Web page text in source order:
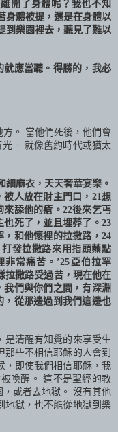
開了身體呢？我也不知
身體被提，還是在身體以
到樂園裡去，聽見了難以
就應當聽。得勝的，我必
。 當他們死後，他們會
。 就像舊約時代或猶太
細麻衣，天天奢華宴樂。
人放在財主門口， 21想
舔他的瘡。 22後來乞丐
死了，並且埋葬了。 23
和他懷裡的拉撒路， 24
發拉撒路來用指頭蘸點
非常痛苦。’25 亞伯拉罕
拉撒路受過苦，現在他在
我們與你們之間，有深淵
，從那邊過到我們這邊也
是清醒有知覺的來享受生
些不相信耶穌的人會到
，即使我們相信耶穌，我
喚醒。 這不是聖經的教
或者去地獄。 沒有其他
地獄，也不能從地獄到樂